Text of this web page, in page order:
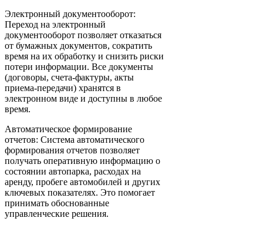
Электронный документооборот:
Переход на электронный
документооборот позволяет отказаться
от бумажных документов, сократить
время на их обработку и снизить риски
потери информации. Все документы
(договоры, счета-фактуры, акты
приема-передачи) хранятся в
электронном виде и доступны в любое
время.
Автоматическое формирование
отчетов: Система автоматического
формирования отчетов позволяет
получать оперативную информацию о
состоянии автопарка, расходах на
аренду, пробеге автомобилей и других
ключевых показателях. Это помогает
принимать обоснованные
управленческие решения.